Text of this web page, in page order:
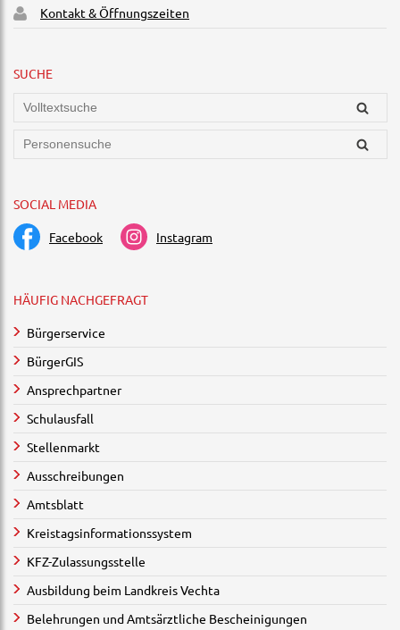
Kontakt & Öffnungszeiten
SUCHE
SOCIAL MEDIA
Facebook Instagram
HÄUFIG NACHGEFRAGT
Bürgerservice
BürgerGIS
Ansprechpartner
Schulausfall
Stellenmarkt
Ausschreibungen
Amtsblatt
Kreistagsinformationssystem
KFZ-Zulassungsstelle
Ausbildung beim Landkreis Vechta
Belehrungen und Amtsärztliche Bescheinigungen